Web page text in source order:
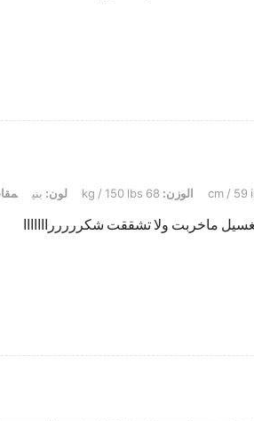
الوزن: لون: بني
ماخربت ولا تشققت شكرررررااااااا